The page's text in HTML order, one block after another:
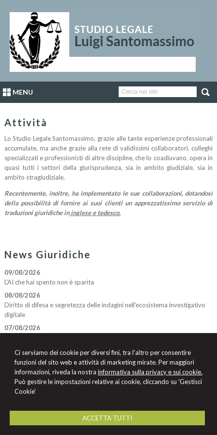
Ci serviamo dei cookie per diversi fini, tra l'altro per consentire
funzioni del sito web e attività di marketing mirate. Per maggiori
informazioni, riveda la nostra informativa sulla privacy e sui cookie.
Può gestire le impostazioni relative ai cookie, cliccando su 'Gestisci
Cookie'
ACCETTA TUTTI
MENU
Attività
Lo Studio Legale Santomassimo, grazie alle tante esperienze professionali
accumulate, ma anche grazie alla rete di validissimi collaboratori, colleghi
specializzati e professionisti di altre discipline, che lo coadiuvano, opera in
quasi tutti i settori della giurisprudenza, sia in ambito giudiziale, sia in
ambito stragiudiziale.
Recentemente, inoltre, ha implementato le sue collaborazioni, dotandosi
della possibilità di fornire ai suoi clienti un apprezzatissimo servizio di
traduzioni giuridiche ininglese e tedesco.
News Giuridiche
09/08/2026
L'AI che hai spento non è sparita
08/08/2026
Diritto di difesa e segretezza delle indagini nell'ecosistema investigativo
digitale
07/08/2026
07/08/2026
AI Act: ok definitivo ai decreti su governance e attività di polizia. Il Cdm
vara la riforma del sistema 231
07/08/2026
Patto di famiglia e riserva al donante di diritti particolari
STUDIO LEGALE